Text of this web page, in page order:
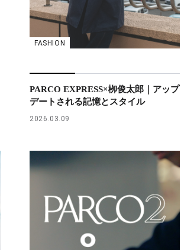
FASHION
PARCO EXPRESS×栁俊太郎｜アップ
デートされる記憶とスタイル
2026.03.09